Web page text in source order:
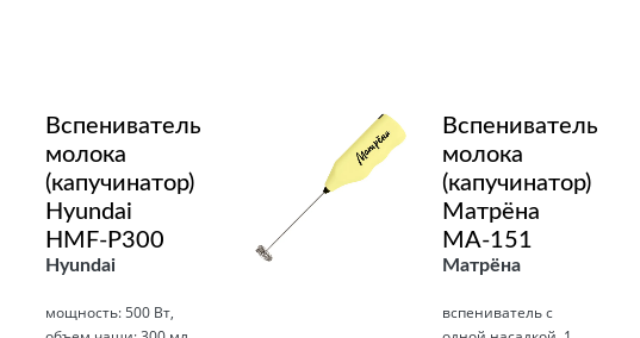
Вспениватель
молока
(капучинатор)
Hyundai
HMF-P300
Hyundai
мощность: 500 Вт,
Вспениватель
молока
(капучинатор)
Матрёна
МА-151
Матрёна
вспениватель с